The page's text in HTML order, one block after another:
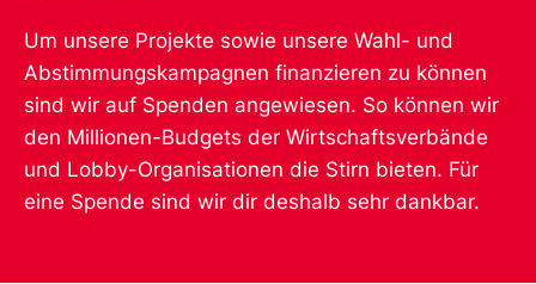
Um unsere Projekte sowie unsere Wahl- und
Abstimmungskampagnen finanzieren zu können
sind wir auf Spenden angewiesen. So können wir
den Millionen-Budgets der Wirtschaftsverbände
und Lobby-Organisationen die Stirn bieten. Für
eine Spende sind wir dir deshalb sehr dankbar.